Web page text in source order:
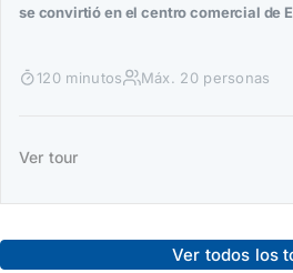
se convirtió en el centro comercial de
120 minutos Máx. 20 personas
Ver tour
Ver todos los